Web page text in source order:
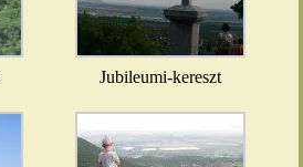
Jubileumi-kereszt